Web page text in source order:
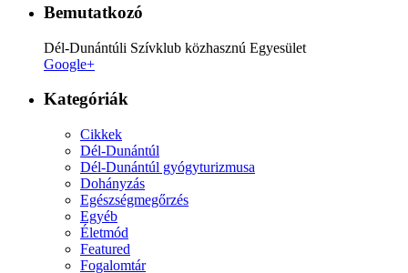
Bemutatkozó
Dél-Dunántúli Szívklub közhasznú Egyesület
Google+
Kategóriák
Cikkek
Dél-Dunántúl
Dél-Dunántúl gyógyturizmusa
Dohányzás
Egészségmegőrzés
Egyéb
Életmód
Featured
Fogalomtár